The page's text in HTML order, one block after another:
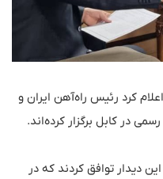
کرد رئیس راه‌آهن ایران و
در کابل برگزار کرده‌اند.
دیدار توافق کردند که در